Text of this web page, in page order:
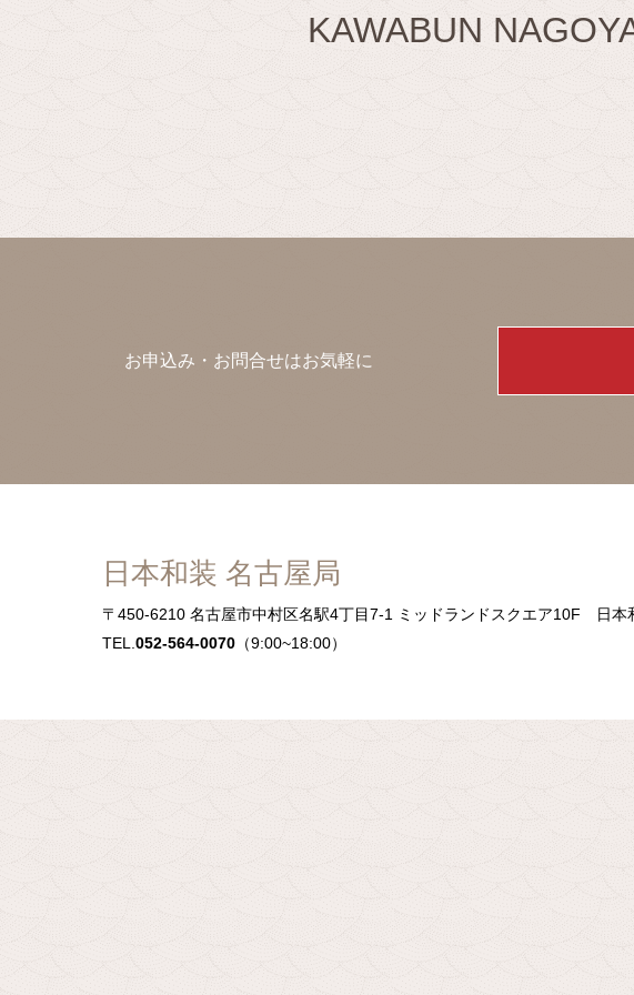
KAWABUN
お申込み・お問合せはお気軽に
日本和装 名古屋局
〒450-6210 名古屋市中村区名駅4丁目7-1 ミッドランドスクエア10F 日本
TEL. 052-564-0070 （9:00~18:00）